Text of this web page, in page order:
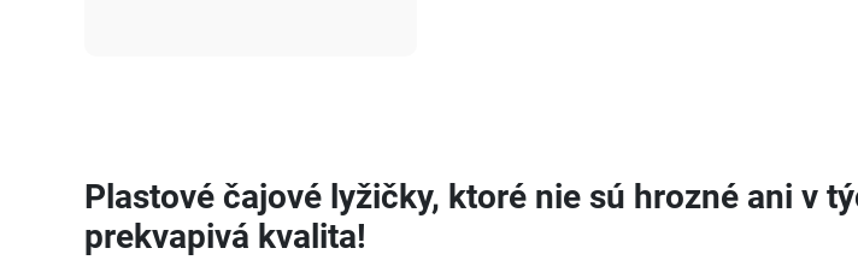
Plastové čajové lyžičky, ktoré nie sú hrozné ani v
prekvapivá kvalita!